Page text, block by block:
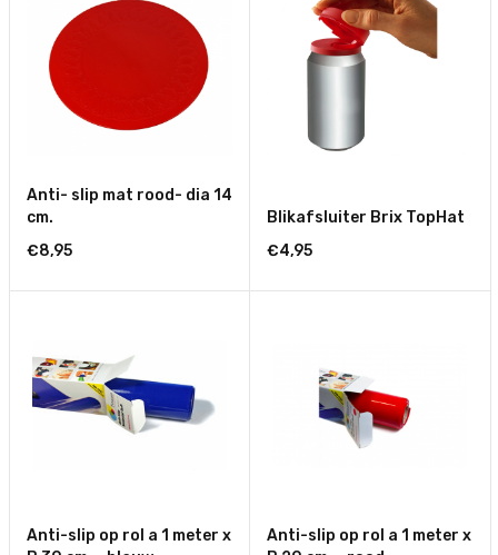
Anti- slip mat rood- dia 14
cm.
€8,95
Blikafsluiter Brix TopHat
€4,95
Anti-slip op rol a 1 meter x
Anti-slip op rol a 1 meter x